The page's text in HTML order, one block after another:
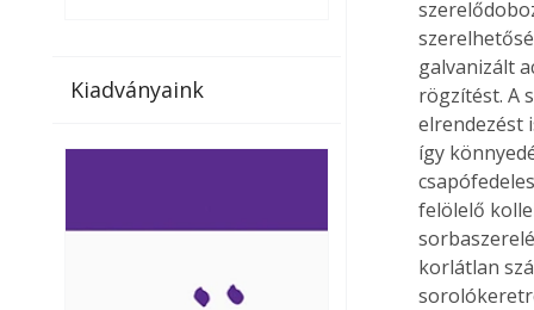
az otthonában, útközben vagy
elérhetők lapszámaink. Bárhol,
magazinok digitális
számítógépen,
vagy táblagépen.
az otthonában,
nyaralás, pihenés
elérhetők
bármikor, akár
vagy dolgozva is
Ezermester
Laptapir kényelmes
mert: – t
Kiadványaink
galvanizált
rögzítést. A
elrendezést
így
felölelő
korlátlan